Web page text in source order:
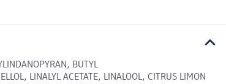
BUTYL
LINALYL ACETATE, LINALOOL, CITRUS LIMON